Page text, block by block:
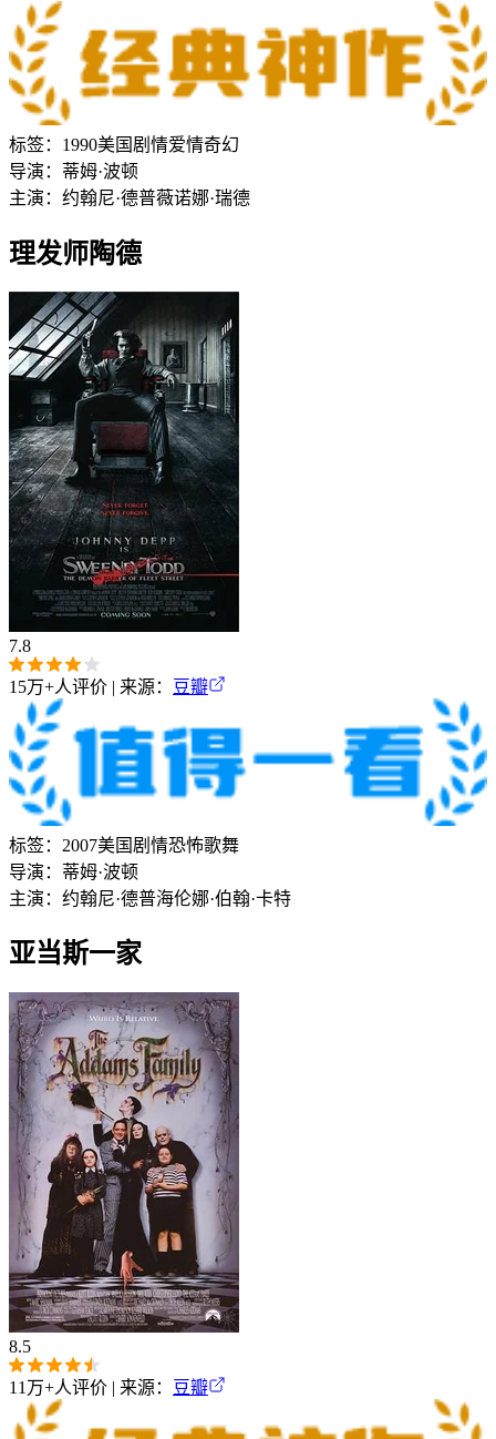
标签： 1990美国 剧情爱情奇幻
导演： 蒂姆·波顿
主演： 约翰尼·德普薇诺娜·瑞德
理发师陶德
7.8
15万+人评价 | 来源： 豆瓣
标签： 2007美国 剧情恐怖歌舞
导演： 蒂姆·波顿
主演： 约翰尼·德普海伦娜·伯翰·卡特
亚当斯一家
8.5
11万+人评价 | 来源： 豆瓣